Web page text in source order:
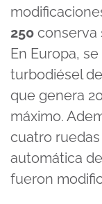
250 conserva
En Europa,
turbodiésel
que genera
máximo.
cuatro
automática
fueron